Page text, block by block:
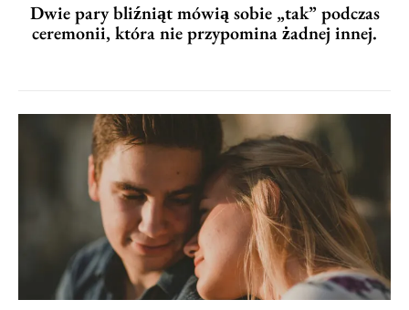
Dwie pary bliźniąt mówią sobie „tak” podczas
ceremonii, która nie przypomina żadnej innej.